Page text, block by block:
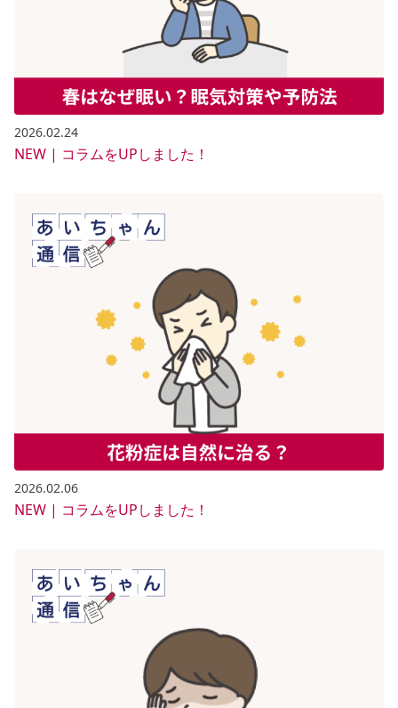
2026.02.24
NEW | コラムをUPしました！
2026.02.06
NEW | コラムをUPしました！